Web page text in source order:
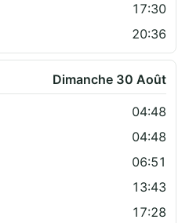
17:30
20:36
Dimanche 30 Août
04:48
04:48
06:51
13:43
17:28